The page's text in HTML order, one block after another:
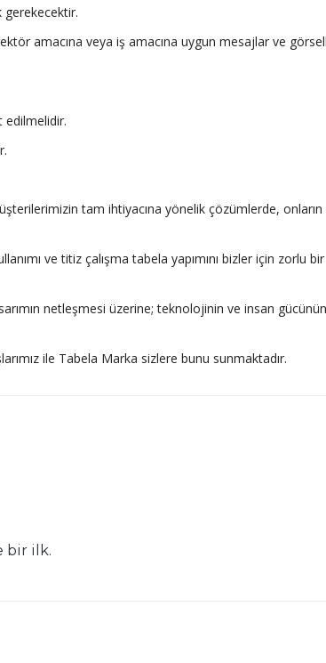
gerekecektir.
amacına veya iş amacına uygun mesajlar ve
edilmelidir.
tam ihtiyacına yönelik çözümlerde,
ve titiz çalışma tabela yapımını bizler için zorlu
netleşmesi üzerine; teknolojinin ve insan
ile Tabela Marka sizlere bunu sunmaktadır.
bir ilk.